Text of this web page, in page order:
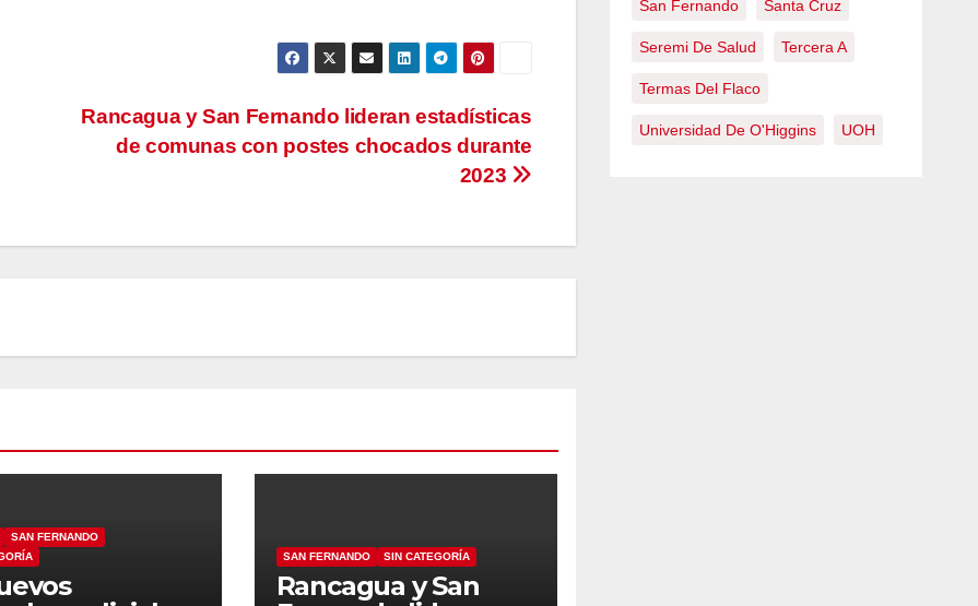
Rancagua y San Fernando lideran estadísticas
de comunas con postes chocados durante
2023
SAN FERNANDO
SAN FERNANDO SIN CATEGORÍA
Rancagua y San
San Fernando Santa Cruz
Seremi De Salud Tercera A
Termas Del Flaco
Universidad De O'Higgins UOH